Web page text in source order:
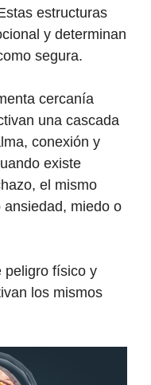
estructuras
y determinan
segura.
cercanía
una cascada
conexión y
existe
el mismo
miedo o
peligro físico y
los mismos